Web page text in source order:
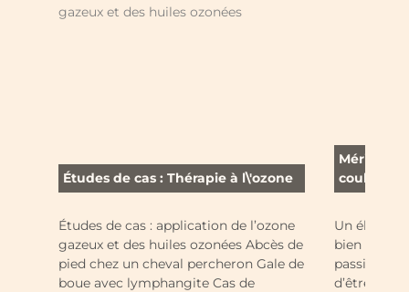
Études de cas : Thérapie à l\'ozone
Études de cas : application de l’ozone
gazeux et des huiles ozonées Abcès de
pied chez un cheval percheron Gale de
boue avec lymphangite Cas de
Mérilver -
couleurs
Un
bien dans
d’être